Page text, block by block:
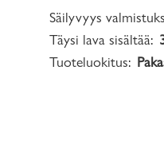
Säilyvyys
Täysi lava sisältää:
Tuoteluokitus: